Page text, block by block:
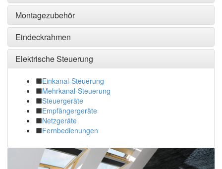
Montagezubehör
Eindeckrahmen
Elektrische Steuerung
Einkanal-Steuerung
Mehrkanal-Steuerung
Steuergeräte
Empfängergeräte
Netzgeräte
Fernbedienungen